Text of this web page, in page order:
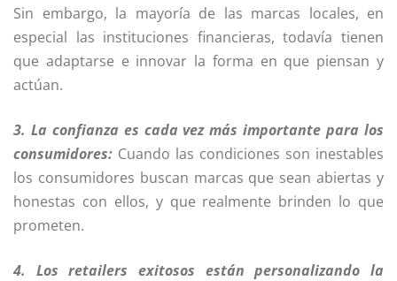
Sin embargo, la mayoría de las marcas locales, en
especial las instituciones financieras, todavía tienen
que adaptarse e innovar la forma en que piensan y
actúan.
3. La confianza es cada vez más importante para los
consumidores: Cuando las condiciones son inestables
los consumidores buscan marcas que sean abiertas y
honestas con ellos, y que realmente brinden lo que
prometen.
4. Los retailers exitosos están personalizando la